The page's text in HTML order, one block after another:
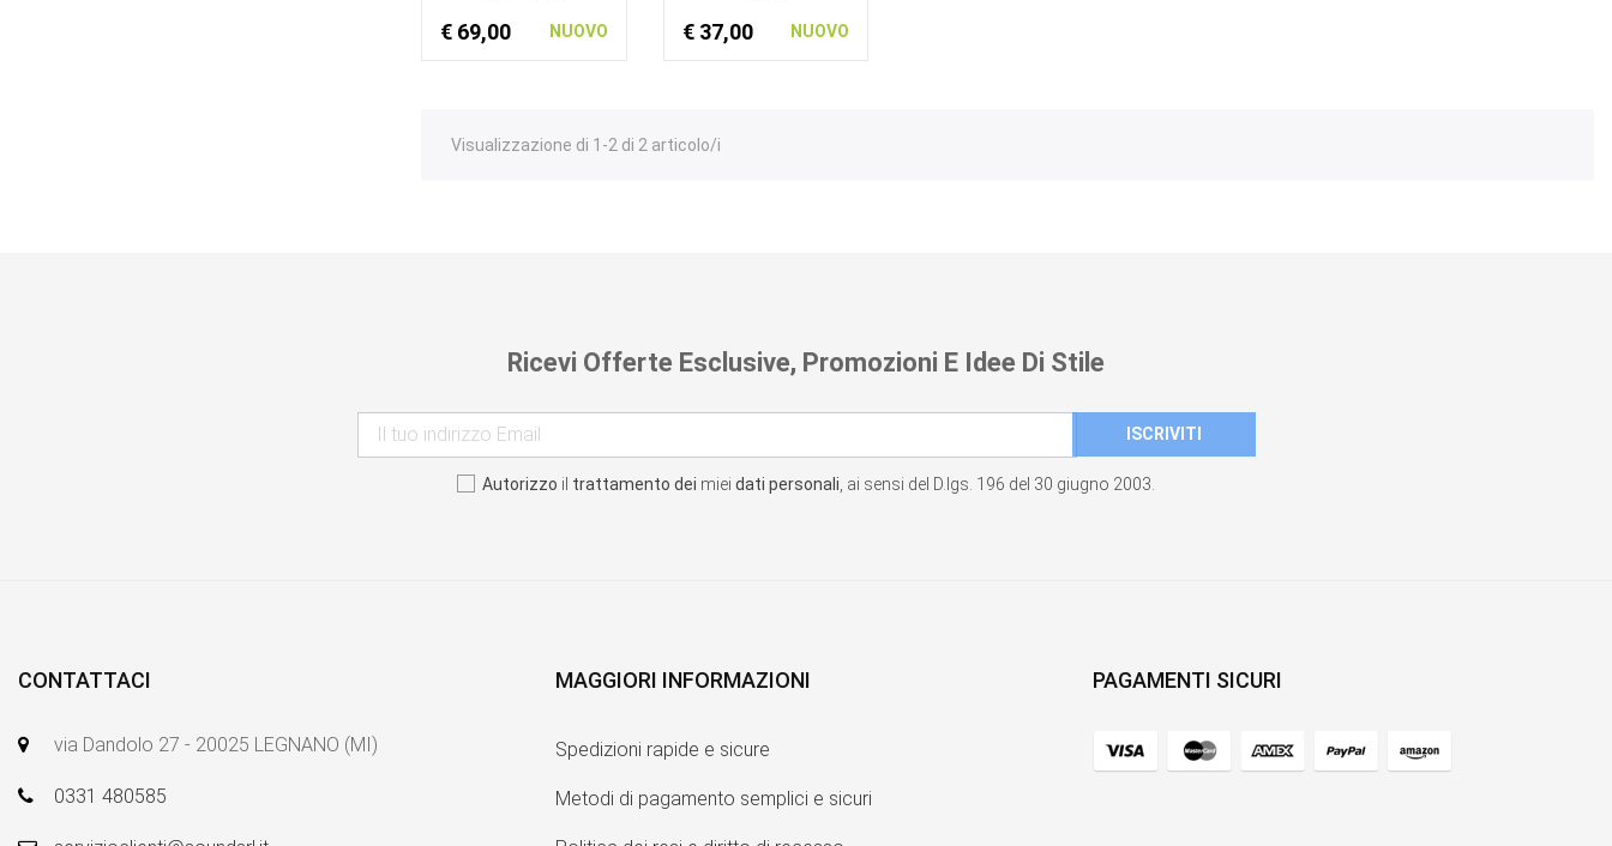
€ 69,00 NUOVO € 37,00 NUOVO
Visualizzazione di 1-2 di 2 articolo/i
Ricevi Offerte Esclusive, Promozioni E Idee Di Stile
Autorizzo il trattamento dei miei dati personali , ai sensi del D.lgs. 196 del 30 giugno 2003.
CONTATTACI
via Dandolo 27 - 20025 LEGNANO (MI)
0331 480585
MAGGIORI INFORMAZIONI
Spedizioni rapide e sicure
Metodi di pagamento semplici e sicuri
PAGAMENTI SICURI